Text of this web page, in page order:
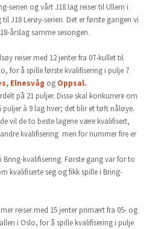
serien og vårt J18 lag reiser til Ullern i
J18 Lerøy-serien. Det er første gangen vi
årslag samme sesongen.
reiser med 12 jenter fra 07-kullet til
for å spille første kvalifisering i pulje 7
Elnesvåg og Oppsal.
på 21 puljer. Disse skal konkurrere om
à 9 lag hver; det blir et tøft nåløye.
vil de to beste lagene være kvalifisert,
kvalifisering men for nummer fire er
Bring-kvalifisering. Første gang var for to
kvalifiserte seg og fikk spille i Bring-
reiser med 15 jenter primært fra 05- og
i Oslo, for å spille kvalifisering i pulje